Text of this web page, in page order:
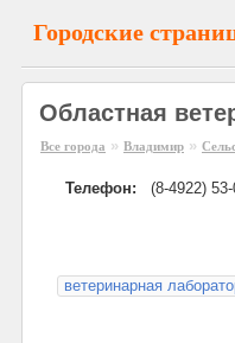
Городские
Областная
Все города » Владимир »
Телефон: (8-4922)
ветеринарная